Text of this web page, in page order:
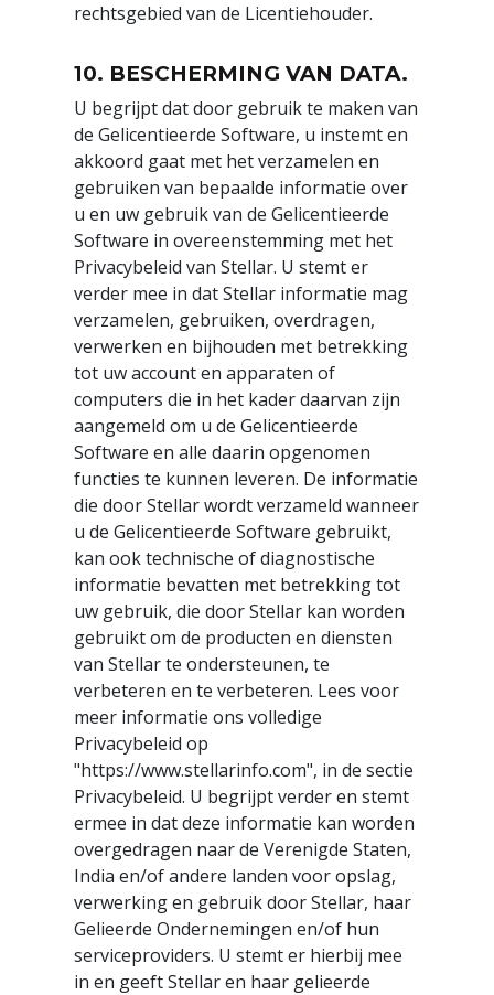
rechtsgebied van de Licentiehouder.
10. BESCHERMING VAN DATA.
U begrijpt dat door gebruik te maken van
de Gelicentieerde Software, u instemt en
akkoord gaat met het verzamelen en
gebruiken van bepaalde informatie over
u en uw gebruik van de Gelicentieerde
Software in overeenstemming met het
Privacybeleid van Stellar. U stemt er
verder mee in dat Stellar informatie mag
verzamelen, gebruiken, overdragen,
verwerken en bijhouden met betrekking
tot uw account en apparaten of
computers die in het kader daarvan zijn
aangemeld om u de Gelicentieerde
Software en alle daarin opgenomen
functies te kunnen leveren. De informatie
die door Stellar wordt verzameld wanneer
u de Gelicentieerde Software gebruikt,
kan ook technische of diagnostische
informatie bevatten met betrekking tot
uw gebruik, die door Stellar kan worden
gebruikt om de producten en diensten
van Stellar te ondersteunen, te
verbeteren en te verbeteren. Lees voor
meer informatie ons volledige
Privacybeleid op
"https://www.stellarinfo.com", in de sectie
Privacybeleid. U begrijpt verder en stemt
ermee in dat deze informatie kan worden
overgedragen naar de Verenigde Staten,
India en/of andere landen voor opslag,
verwerking en gebruik door Stellar, haar
Gelieerde Ondernemingen en/of hun
serviceproviders. U stemt er hierbij mee
in en geeft Stellar en haar gelieerde